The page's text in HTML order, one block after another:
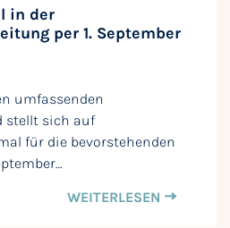
in der
per 1. September
umfassenden
stellt sich auf
für die bevorstehenden
WEITERLESEN